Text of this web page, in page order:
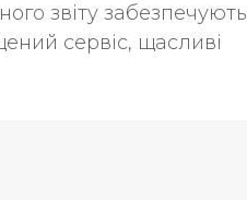
звіту забезпечують
сервіс, щасливі